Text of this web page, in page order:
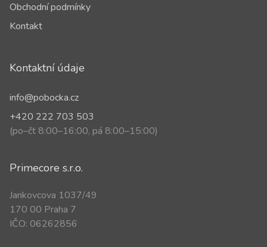
Obchodní podmínky
Kontakt
Kontaktní údaje
info@pobocka.cz
+420 222 703 503
(po–čt 8:00–16:00, pá 8:00–15:00)
Primecore s.r.o.
Jankovcova 1037/49
170 00 Praha 7
IČO: 06262856